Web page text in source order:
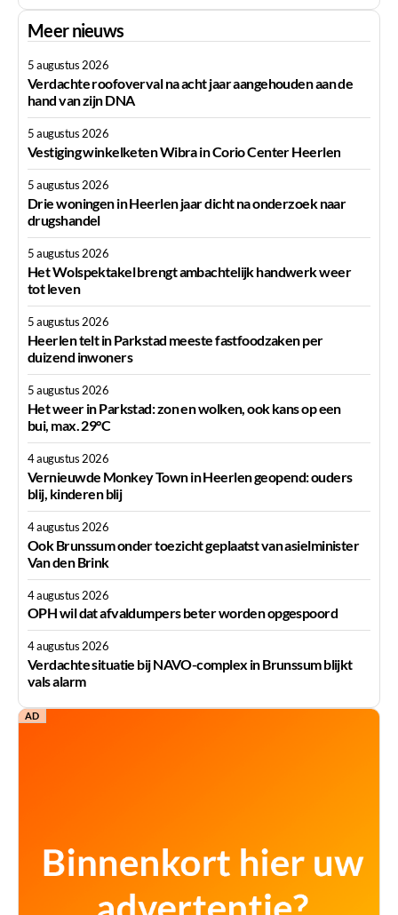
Meer nieuws
5 augustus 2026
Verdachte roofoverval na acht jaar aangehouden aan de
hand van zijn DNA
5 augustus 2026
Vestiging winkelketen Wibra in Corio Center Heerlen
5 augustus 2026
Drie woningen in Heerlen jaar dicht na onderzoek naar
drugshandel
5 augustus 2026
Het Wolspektakel brengt ambachtelijk handwerk weer
tot leven
5 augustus 2026
Heerlen telt in Parkstad meeste fastfoodzaken per
duizend inwoners
5 augustus 2026
Het weer in Parkstad: zon en wolken, ook kans op een
bui, max. 29°C
4 augustus 2026
Vernieuwde Monkey Town in Heerlen geopend: ouders
blij, kinderen blij
4 augustus 2026
Ook Brunssum onder toezicht geplaatst van asielminister
Van den Brink
4 augustus 2026
OPH wil dat afvaldumpers beter worden opgespoord
4 augustus 2026
Verdachte situatie bij NAVO-complex in Brunssum blijkt
vals alarm
AD